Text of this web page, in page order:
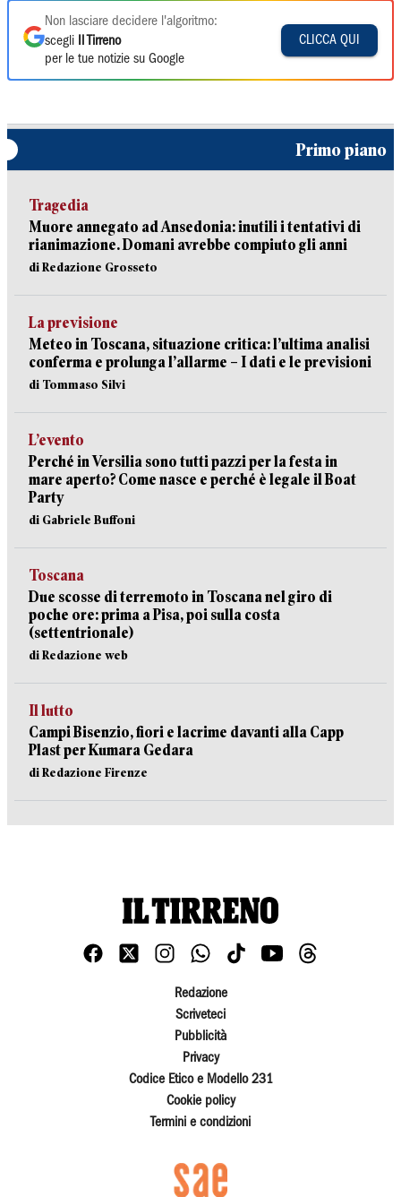
Non lasciare decidere l'algoritmo:
scegli
Il Tirreno
per le tue notizie su Google
CLICCA QUI
Primo piano
Tragedia
Muore annegato ad Ansedonia: inutili i tentativi di
rianimazione. Domani avrebbe compiuto gli anni
di Redazione Grosseto
La previsione
Meteo in Toscana, situazione critica: l’ultima analisi
conferma e prolunga l’allarme – I dati e le previsioni
di Tommaso Silvi
L’evento
Perché in Versilia sono tutti pazzi per la festa in
mare aperto? Come nasce e perché è legale il Boat
Party
di Gabriele Buffoni
Toscana
Due scosse di terremoto in Toscana nel giro di
poche ore: prima a Pisa, poi sulla costa
(settentrionale)
di Redazione web
Il lutto
Campi Bisenzio, fiori e lacrime davanti alla Capp
Plast per Kumara Gedara
di Redazione Firenze
Redazione
Scriveteci
Pubblicità
Privacy
Codice Etico e Modello 231
Cookie policy
Termini e condizioni